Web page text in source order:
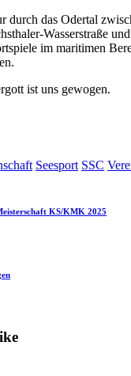
durch das Odertal
Wasserstraße
im maritimen
ist uns gewogen.
Seesport SSC
KS/KMK 2025